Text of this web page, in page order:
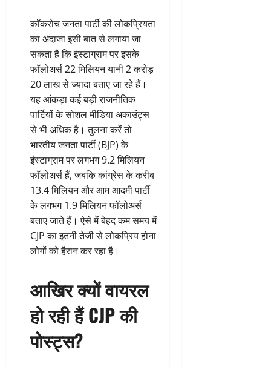
कॉकरोच जनता पार्टी की लोकप्रियता
का अंदाजा इसी बात से लगाया जा
सकता है कि इंस्टाग्राम पर इसके
फॉलोअर्स 22 मिलियन यानी 2 करोड़
20 लाख से ज्यादा बताए जा रहे हैं।
यह आंकड़ा कई बड़ी राजनीतिक
पार्टियों के सोशल मीडिया अकाउंट्स
से भी अधिक है। तुलना करें तो
भारतीय जनता पार्टी (BJP) के
इंस्टाग्राम पर लगभग 9.2 मिलियन
फॉलोअर्स हैं, जबकि कांग्रेस के करीब
13.4 मिलियन और आम आदमी पार्टी
के लगभग 1.9 मिलियन फॉलोअर्स
बताए जाते हैं। ऐसे में बेहद कम समय में
CJP का इतनी तेजी से लोकप्रिय होना
लोगों को हैरान कर रहा है।
आखिर क्यों वायरल
हो रही हैं CJP की
पोस्ट्स?